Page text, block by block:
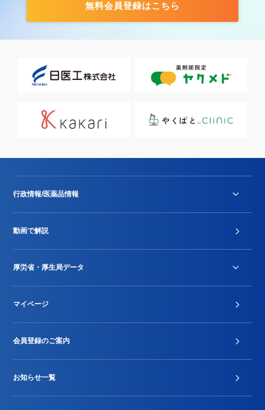
無料会員登録はこちら
行政情報/医薬品情報
Stu-GEレポート
動画で解説
厚労省・厚生局データ
2024年度新設項目届出状況
マイページ
会員登録のご案内
お知らせ一覧